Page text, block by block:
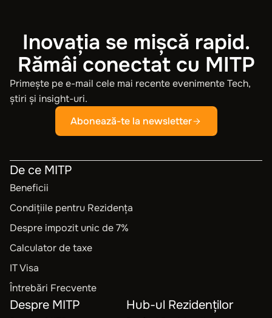
Inovația se mișcă rapid.
Rămâi conectat cu MITP
Primește pe e-mail cele mai recente evenimente Tech,
știri și insight-uri.
Abonează-te la newsletter
De ce MITP
Beneficii
Condițiile pentru Rezidența
Despre impozit unic de 7%
Calculator de taxe
IT Visa
Întrebări Frecvente
Despre MITP Hub-ul Rezidenților